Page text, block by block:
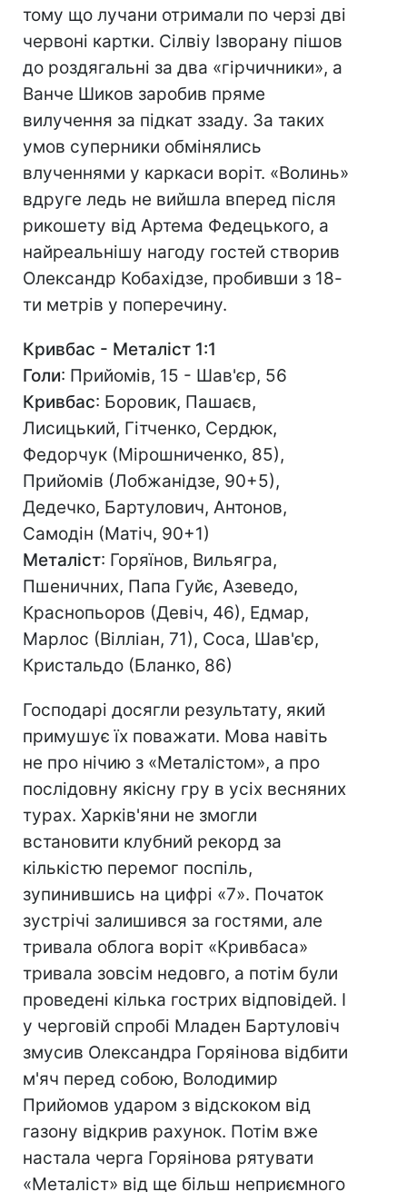
тому що лучани отримали по черзі дві
червоні картки. Сілвіу Ізворану пішов
до роздягальні за два «гірчичники», а
Ванче Шиков заробив пряме
вилучення за підкат ззаду. За таких
умов суперники обмінялись
влученнями у каркаси воріт. «Волинь»
вдруге ледь не вийшла вперед після
рикошету від Артема Федецького, а
найреальнішу нагоду гостей створив
Олександр Кобахідзе, пробивши з 18-
ти метрів у поперечину.
Кривбас - Металіст 1:1
Голи: Прийомів, 15 - Шав'єр, 56
Кривбас: Боровик, Пашаєв,
Лисицький, Гітченко, Сердюк,
Федорчук (Мірошниченко, 85),
Прийомів (Лобжанідзе, 90+5),
Дедечко, Бартулович, Антонов,
Самодін (Матіч, 90+1)
Металіст: Горяїнов, Вильягра,
Пшеничних, Папа Гуйє, Азеведо,
Краснопьоров (Девіч, 46), Едмар,
Марлос (Вілліан, 71), Соса, Шав'єр,
Кристальдо (Бланко, 86)
Господарі досягли результату, який
примушує їх поважати. Мова навіть
не про нічию з «Металістом», а про
послідовну якісну гру в усіх весняних
турах. Харків'яни не змогли
встановити клубний рекорд за
кількістю перемог поспіль,
зупинившись на цифрі «7». Початок
зустрічі залишився за гостями, але
тривала облога воріт «Кривбаса»
тривала зовсім недовго, а потім були
проведені кілька гострих відповідей. І
у черговій спробі Младен Бартуловіч
змусив Олександра Горяінова відбити
м'яч перед собою, Володимир
Прийомов ударом з відскоком від
газону відкрив рахунок. Потім вже
настала черга Горяінова рятувати
«Металіст» від ще більш неприємного